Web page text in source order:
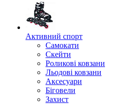
Активний спорт
Самокати
Скейти
Роликові ковзани
Льодові ковзани
Аксесуари
Біговели
Захист